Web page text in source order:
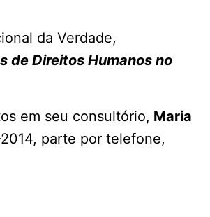
da Verdade,
de Direitos Humanos no
em seu consultório, Maria
parte por telefone,